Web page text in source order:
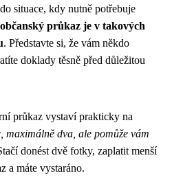
situace, kdy nutně potřebuje
průkaz je v takových
. Představte si, že vám někdo
doklady těsně před důležitou
průkaz vystaví prakticky na
maximálně dva, ale pomůže vám
donést dvě fotky, zaplatit menší
a máte vystaráno.